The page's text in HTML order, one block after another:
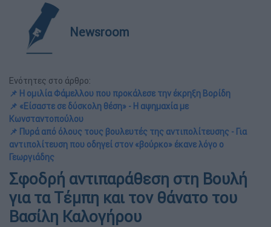
Newsroom
Ενότητες στο άρθρο:
📌 Η ομιλία Φάμελλου που προκάλεσε την έκρηξη Βορίδη
📌 «Είσαστε σε δύσκολη θέση» - Η αψημαχία με
Κωνσταντοπούλου
📌 Πυρά από όλους τους βουλευτές της αντιπολίτευσης - Για
αντιπολίτευση που οδηγεί στον «βούρκο» έκανε λόγο ο
Γεωργιάδης
Σφοδρή αντιπαράθεση στη Βουλή
για τα Τέμπη και τον θάνατο του
Βασίλη Καλογήρου